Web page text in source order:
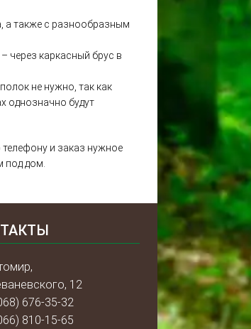
а также с разнообразным
через каркасный брус в
не нужно, так как
однозначно будут
и заказ нужное
под дом.
12
676-35-32
810-15-65